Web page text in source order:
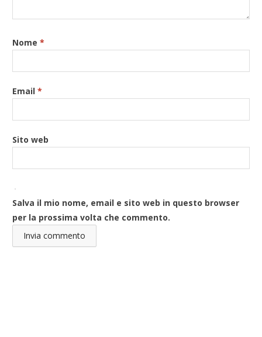
Nome*
Email*
Sito web
Salva il mio nome, email e sito web in questo browser
per la prossima volta che commento.